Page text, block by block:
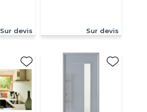
Sur devis Sur devis